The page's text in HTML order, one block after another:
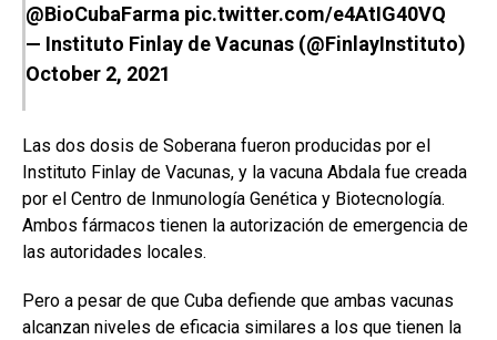
@BioCubaFarma pic.twitter.com/e4AtIG40VQ
— Instituto Finlay de Vacunas (@FinlayInstituto)
October 2, 2021
Las dos dosis de Soberana fueron producidas por el
Instituto Finlay de Vacunas, y la vacuna Abdala fue creada
por el Centro de Inmunología Genética y Biotecnología.
Ambos fármacos tienen la autorización de emergencia de
las autoridades locales.
Pero a pesar de que Cuba defiende que ambas vacunas
alcanzan niveles de eficacia similares a los que tienen la